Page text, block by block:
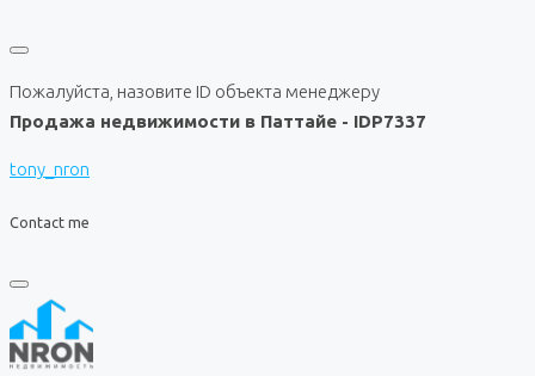
Пожалуйста, назовите ID объекта менеджеру
Продажа недвижимости в Паттайе - IDP7337
tony_nron
Contact me